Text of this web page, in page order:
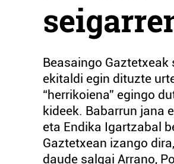
Beasaingo
ekitaldi egin dituzte
“herrikoiena” egingo
kideek. Babarrun jana
eta Endika Igartzabal
Gaztetxean izango
daude salgai Arrano,